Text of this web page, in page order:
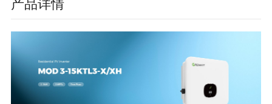
产品详情